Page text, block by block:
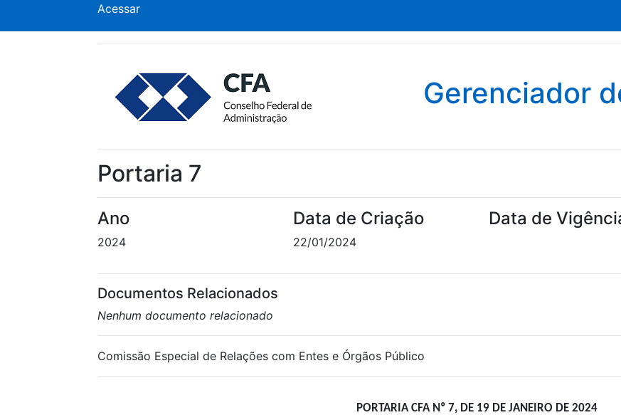
Acessar
Gerenciador
Portaria 7
Ano
2024
Data de Criação
22/01/2024
Data de
Documentos Relacionados
Nenhum documento relacionado
Comissão Especial de Relações com Entes e Órgãos Público
PORTARIA CFA Nº 7, DE 19 DE JANEIRO DE 2024